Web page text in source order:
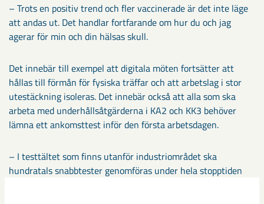
– Trots en positiv trend och fler vaccinerade är det inte läge
att andas ut. Det handlar fortfarande om hur du och jag
agerar för min och din hälsas skull.
Det innebär till exempel att digitala möten fortsätter att
hållas till förmån för fysiska träffar och att arbetslag i stor
utestäckning isoleras. Det innebär också att alla som ska
arbeta med underhållsåtgärderna i KA2 och KK3 behöver
lämna ett ankomsttest inför den första arbetsdagen.
– I testtältet som finns utanför industriområdet ska
hundratals snabbtester genomföras under hela stopptiden